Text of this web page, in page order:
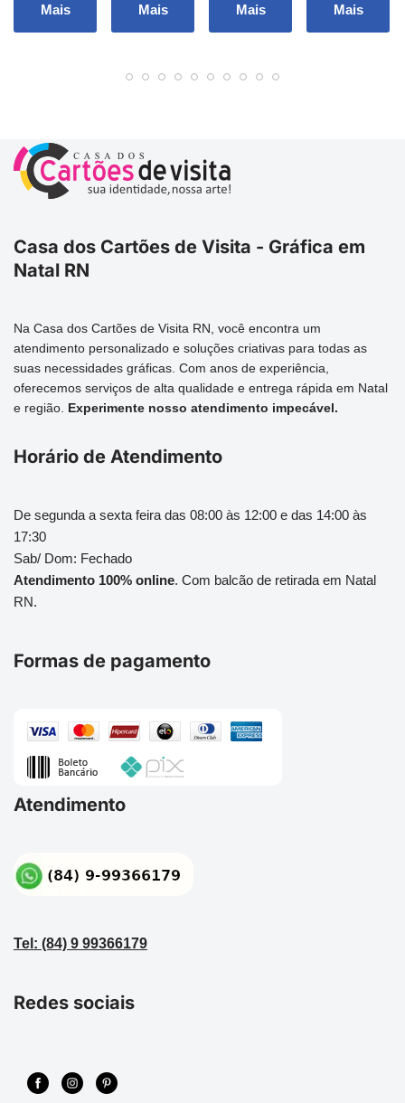
Mais
Mais
Mais
Mais
Casa dos Cartões de Visita - Gráfica em
Natal RN
Na Casa dos Cartões de Visita RN, você encontra um
atendimento personalizado e soluções criativas para todas as
suas necessidades gráficas. Com anos de experiência,
oferecemos serviços de alta qualidade e entrega rápida em Natal
e região. Experimente nosso atendimento impecável.
Horário de Atendimento
De segunda a sexta feira das 08:00 às 12:00 e das 14:00 às
17:30
Sab/ Dom: Fechado
Atendimento 100% online. Com balcão de retirada em Natal
RN.
Formas de pagamento
Atendimento
Tel: (84) 9 99366179
Redes sociais